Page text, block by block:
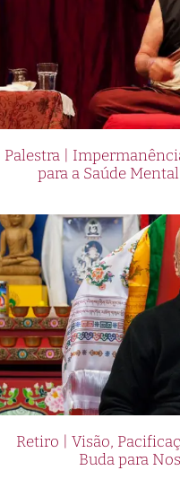
Palestra |
para a Saúde
Retiro | Visão,
Buda para